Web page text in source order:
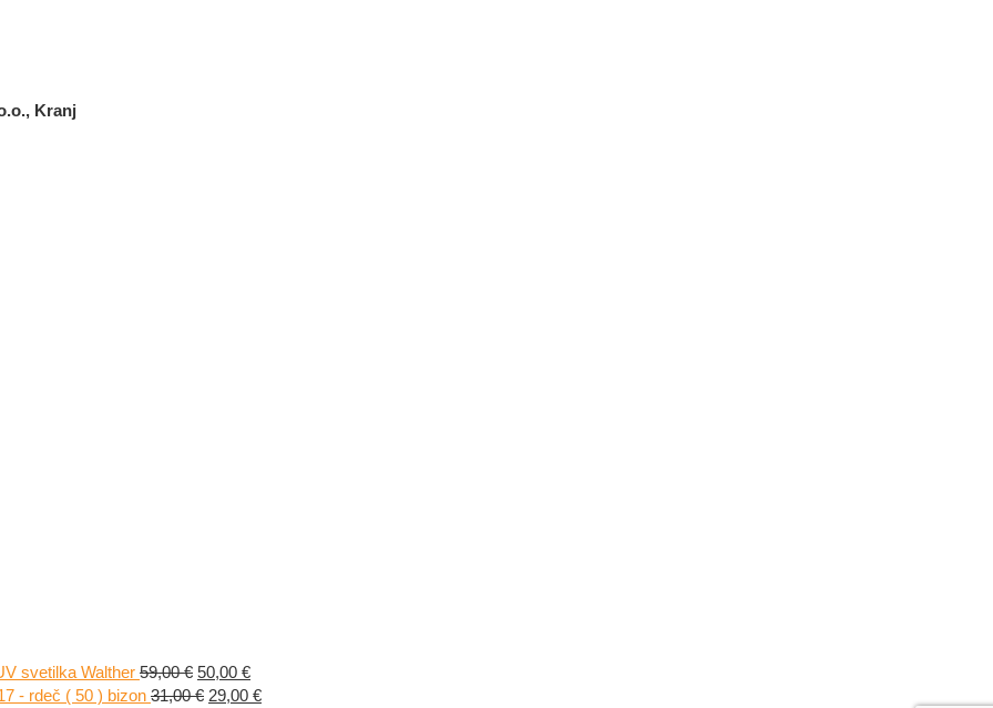
Kranj
svetilka Walther 59,00€ Izvirna
cena
50,00 €Trenutna
cena
- rdeč ( 50 ) bizon 31,00€ Izvirna
29,00 €Trenutna